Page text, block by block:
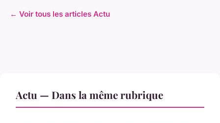
← Voir tous les articles Actu
Actu — Dans la même rubrique